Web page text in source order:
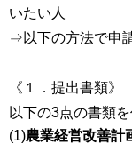
いたい人
⇒以下の方法で申
《１．提出書類》
以下の3点の書類
(1)農業経営改善